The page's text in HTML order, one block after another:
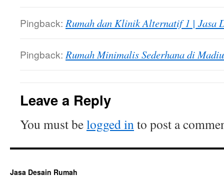
Pingback: Rumah dan Klinik Alternatif 1 | Jasa
Pingback: Rumah Minimalis Sederhana di
Leave a Reply
You must belogged into post a
Jasa Desain Rumah